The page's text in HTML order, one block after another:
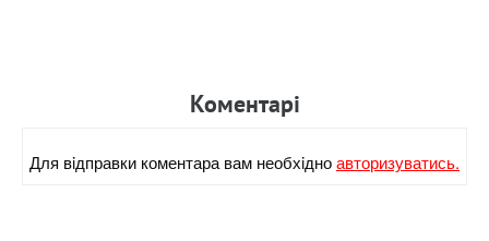
Коментарi
Для вiдправки коментара вам необхiдноавторизуватись.